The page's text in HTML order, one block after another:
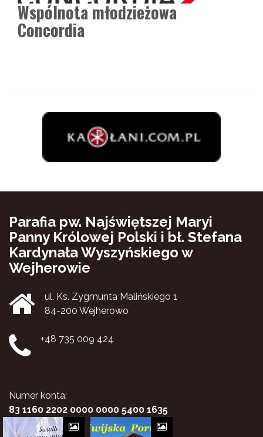
Wspólnota młodzieżowa
Concordia
Parafia pw. Najświętszej Maryi
Panny Królowej Polski i bł. Stefana
Kardynała Wyszyńskiego w
Wejherowie
ul. Ks. Zygmunta Malińskiego 1
84-200 Wejherowo
+48 735 009 424
Numer konta:
83 1160 2202 0000 0000 5400 1635